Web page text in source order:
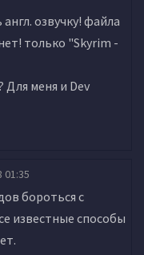
озвучку! файла
только "Skyrim -
меня и Dev
01:35
бороться с
известные способы